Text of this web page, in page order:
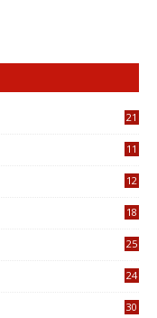
21
11
12
18
25
24
30